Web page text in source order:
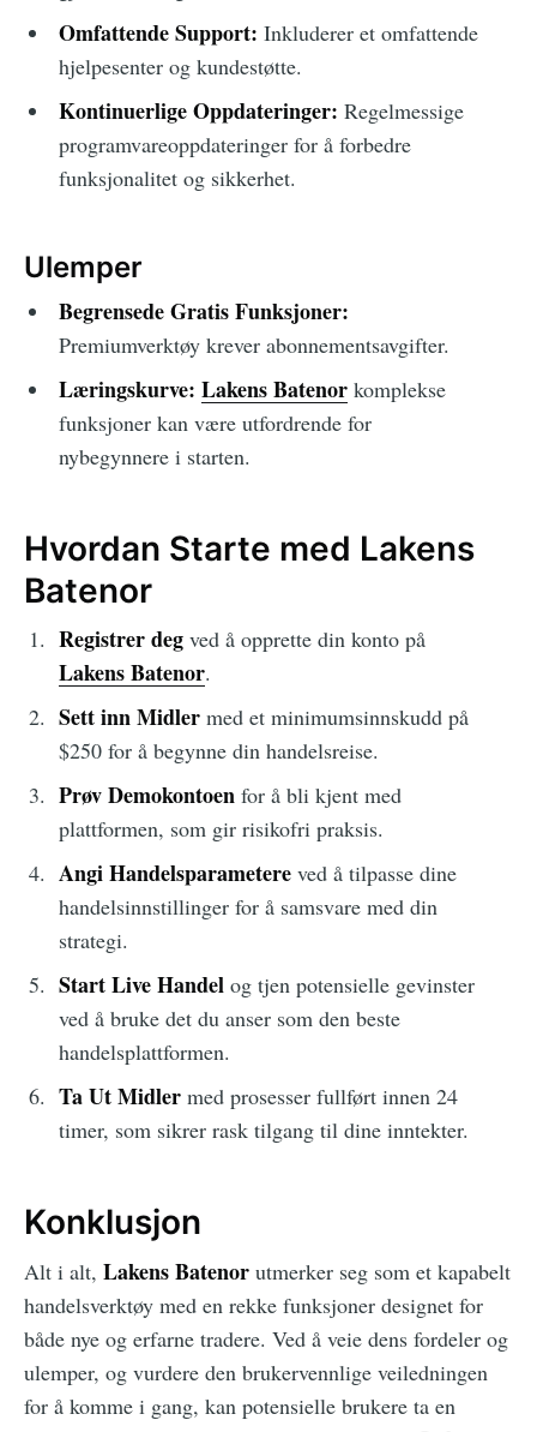
Omfattende Support: Inkluderer et omfattende
hjelpesenter og kundestøtte.
Kontinuerlige Oppdateringer: Regelmessige
programvareoppdateringer for å forbedre
funksjonalitet og sikkerhet.
Ulemper
Begrensede Gratis Funksjoner:
Premiumverktøy krever abonnementsavgifter.
Læringskurve: Lakens Batenorkomplekse
funksjoner kan være utfordrende for
nybegynnere i starten.
Hvordan Starte med Lakens
Batenor
Registrer degved å opprette din konto på
Lakens Batenor.
Sett inn Midlermed et minimumsinnskudd på
$250 for å begynne din handelsreise.
Prøv Demokontoenfor å bli kjent med
plattformen, som gir risikofri praksis.
Angi Handelsparametereved å tilpasse dine
handelsinnstillinger for å samsvare med din
strategi.
Start Live Handelog tjen potensielle gevinster
ved å bruke det du anser som den beste
handelsplattformen.
Ta Ut Midlermed prosesser fullført innen 24
timer, som sikrer rask tilgang til dine inntekter.
Konklusjon
Alt i alt, Lakens Batenor utmerker seg som et kapabelt
handelsverktøy med en rekke funksjoner designet for
både nye og erfarne tradere. Ved å veie dens fordeler og
ulemper, og vurdere den brukervennlige veiledningen
for å komme i gang, kan potensielle brukere ta en